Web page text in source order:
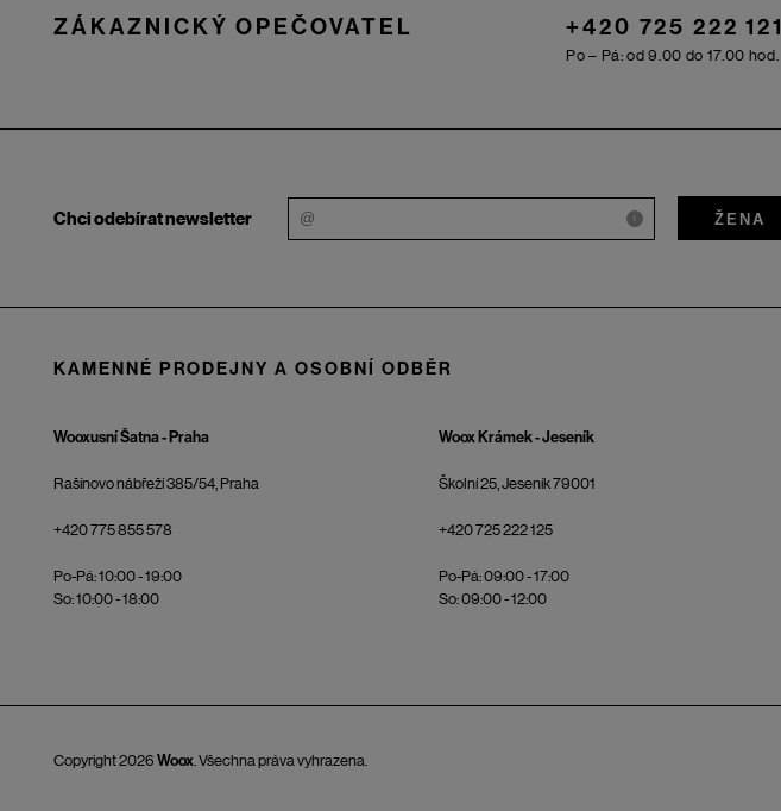
ZÁKAZNICKÝ OPEČOVATEL +420 725 222 121
Po – Pá: od 9.00 do 17.00 hod.
Chci odebírat newsletter i ŽENA
KAMENNÉ PRODEJNY A OSOBNÍ ODBĚR
Wooxusní Šatna - Praha
Rašínovo nábřeží 385/54, Praha
+420 775 855 578
Po-Pá: 10:00 - 19:00
So: 10:00 - 18:00
Woox Krámek - Jeseník
Školní 25, Jeseník 79001
+420 725 222 125
Po-Pá: 09:00 - 17:00
So: 09:00 - 12:00
Copyright 2026 Woox . Všechna práva vyhrazena.